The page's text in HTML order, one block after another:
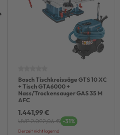
Bosch Tischkreissäge GTS 10 XC
+ Tisch GTA6000 +
Nass/Trockensauger GAS 35 M
AFC
1.441,99 €
UVP 2.092,06 € -31%
Derzeit nicht lagernd